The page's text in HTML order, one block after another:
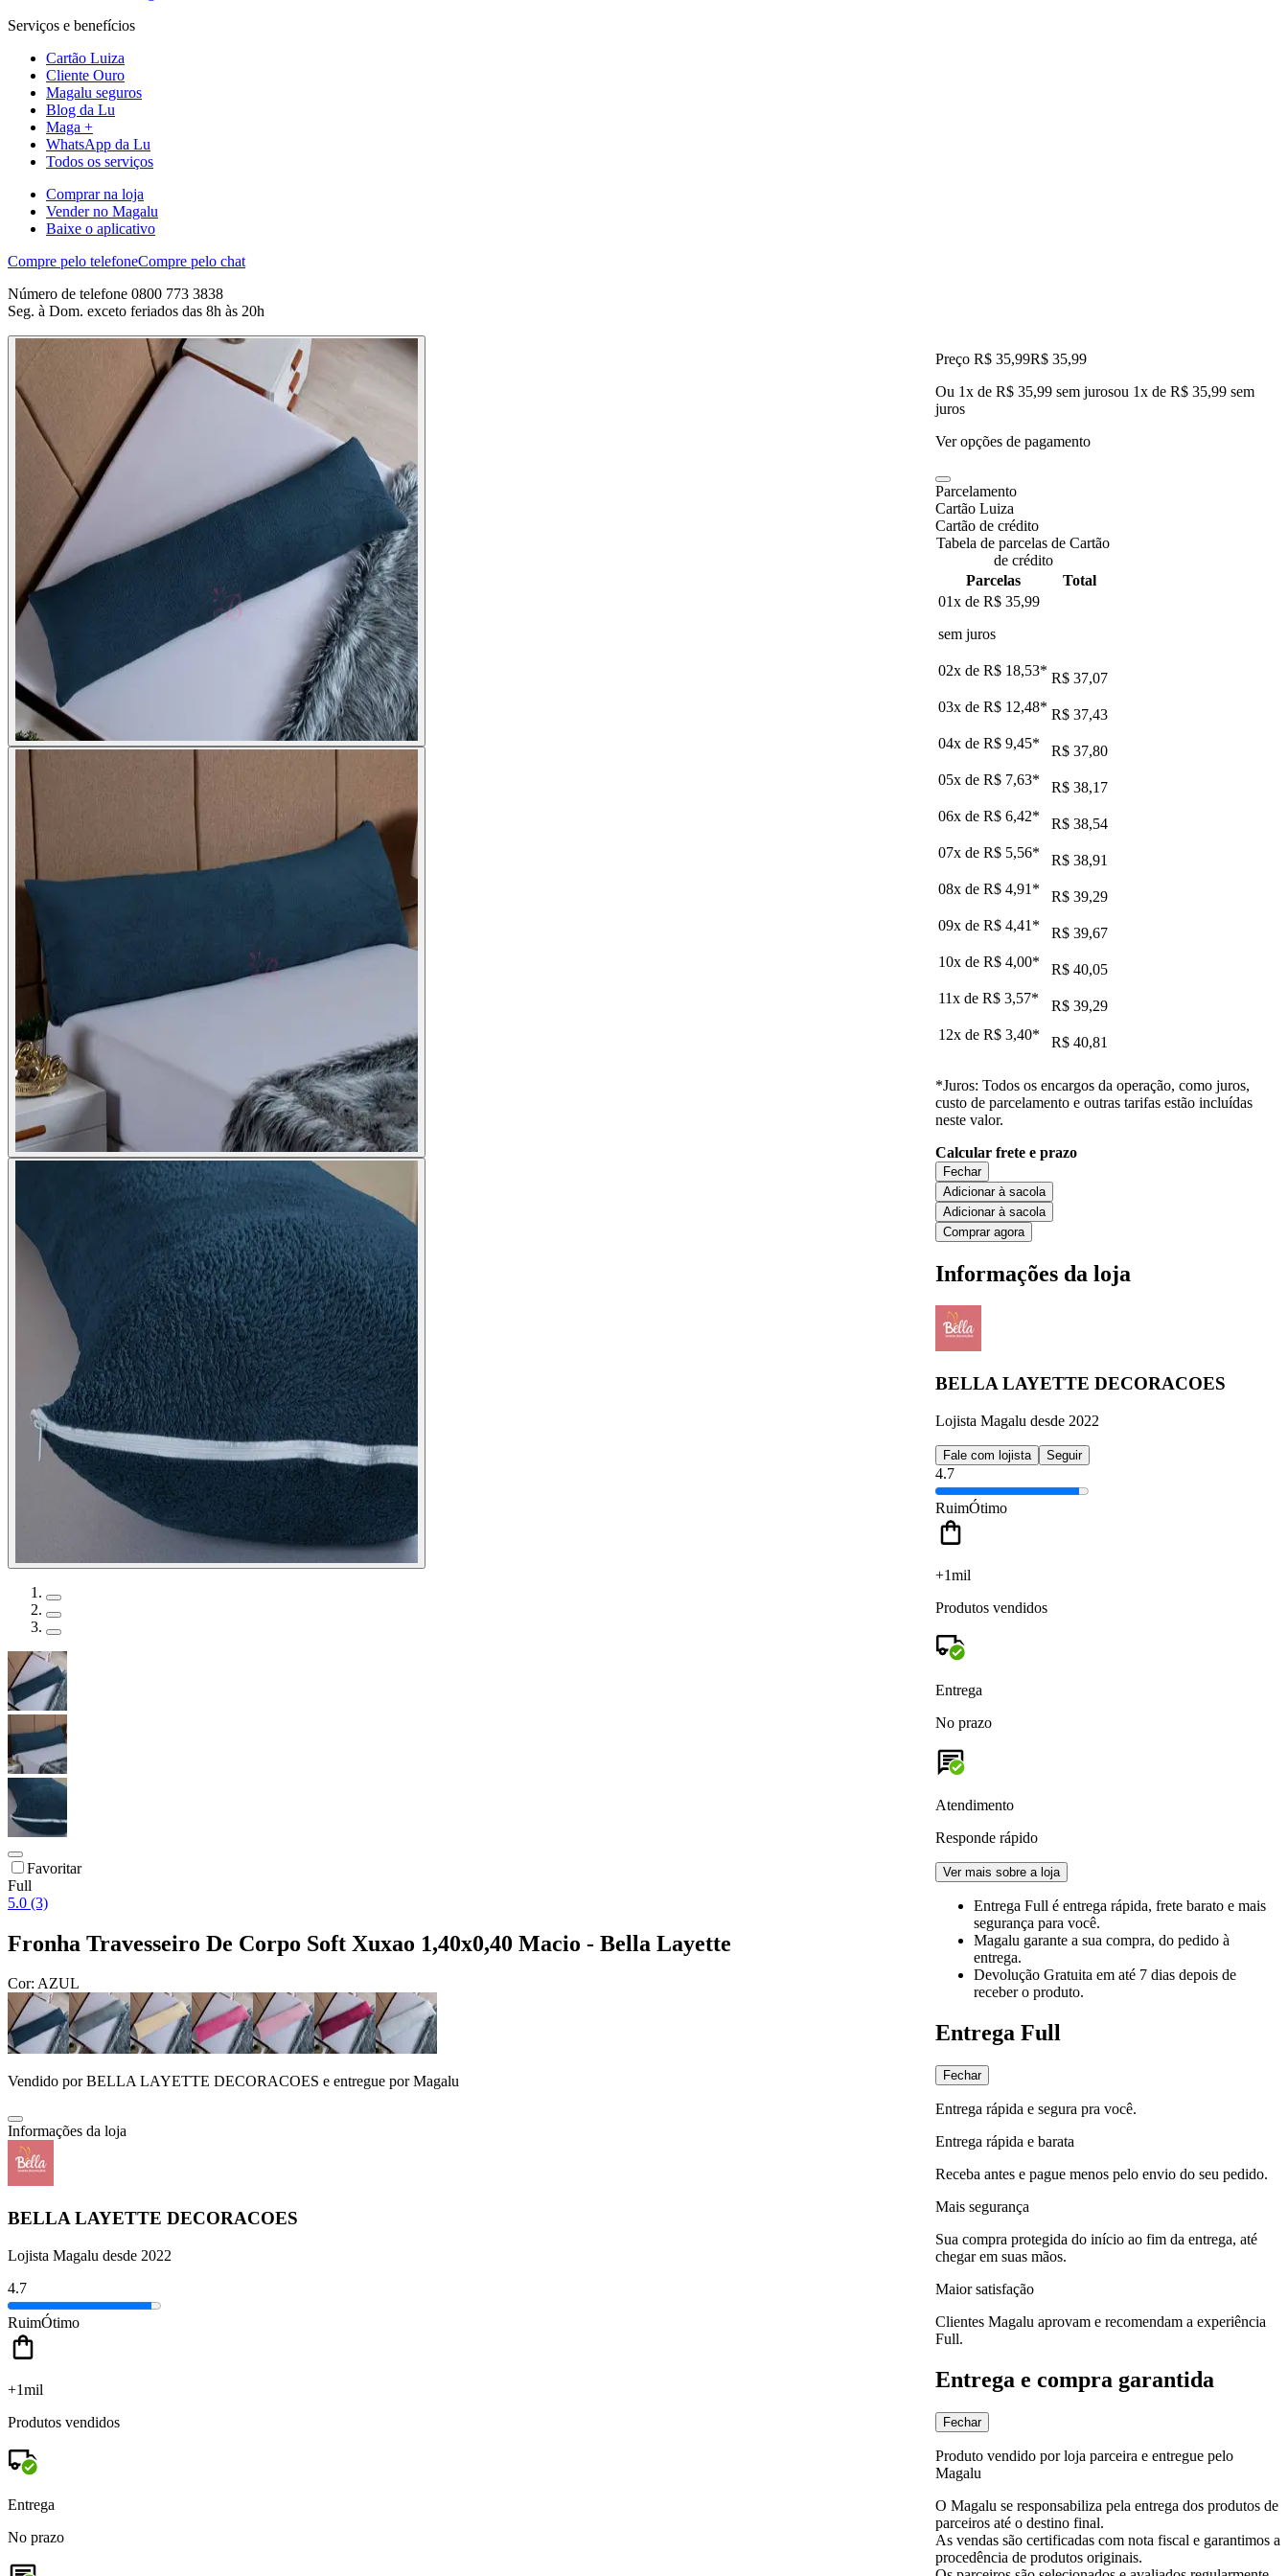
Serviços e benefícios
Cartão Luiza
Cliente Ouro
Magalu seguros
Blog da Lu
Maga +
WhatsApp da Lu
Todos os serviços
Comprar na loja
Vender no Magalu
Baixe o aplicativo
Compre pelo telefoneCompre pelo chat
Número de telefone 0800 773 3838
Seg. à Dom. exceto feriados das 8h às 20h
Favoritar
Full
5.0 (3)
Fronha Travesseiro De Corpo Soft Xuxao 1,40x0,40 Macio - Bella Layette
Cor: AZUL
Vendido porBELLA LAYETTE DECORACOES e entregue por Magalu
Informações da loja
BELLA LAYETTE DECORACOES
Lojista Magalu desde 2022
4.7
RuimÓtimo
+1mil
Produtos vendidos
Entrega
No prazo
Preço R$ 35,99R$ 35,99
Ou 1x de R$ 35,99 sem jurosou 1x de R$ 35,99 sem
juros
Ver opções de pagamento
Parcelamento
Cartão Luiza
Cartão de crédito
Tabela de parcelas de Cartão
de crédito
Parcelas
Total
01x de R$ 35,99
sem juros
02x de R$ 18,53* R$ 37,07
03x de R$ 12,48* R$ 37,43
04x de R$ 9,45*
R$ 37,80
05x de R$ 7,63*
R$ 38,17
06x de R$ 6,42*
R$ 38,54
07x de R$ 5,56*
R$ 38,91
08x de R$ 4,91 *
R$ 39,29
09x de R$ 4,41 *
R$ 39,67
10x de R$ 4,00*
R$ 40,05
11x de R$ 3,57*
R$ 39,29
12x de R$ 3,40* R$ 40,81
*Juros: Todos os encargos da operação, como juros,
custo de parcelamento e outras tarifas estão incluídas
neste valor.
Calcular frete e prazo
Fechar
Adicionar à sacola
Adicionar à sacola
Comprar agora
Informações da loja
BELLA LAYETTE DECORACOES
Lojista Magalu desde 2022
Fale com lojista Seguir
4.7
RuimÓtimo
+1mil
Produtos vendidos
Entrega
No prazo
Atendimento
Responde rápido
Ver mais sobre a loja
Entrega Full é entrega rápida, frete barato e mais
segurança para você.
Magalu garante a sua compra, do pedido à
entrega.
Devolução Gratuita em até 7 dias depois de
receber o produto.
Entrega Full
Fechar
Entrega rápida e segura pra você.
Entrega rápida e barata
Receba antes e pague menos pelo envio do seu pedido.
Mais segurança
Sua compra protegida do início ao fim da entrega, até
chegar em suas mãos.
Maior satisfação
Clientes Magalu aprovam e recomendam a experiência
Full.
Entrega e compra garantida
Fechar
Produto vendido por loja parceira e entregue pelo
Magalu
O Magalu se responsabiliza pela entrega dos produtos de
parceiros até o destino final.
As vendas são certificadas com nota fiscal e garantimos a
procedência de produtos originais.